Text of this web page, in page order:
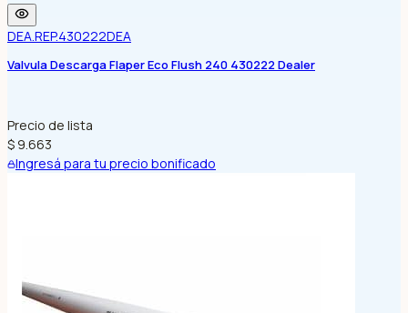
DEA.REP.430222DEA
Valvula Descarga Flaper Eco Flush 240 430222 Dealer
Precio de lista
$ 9.663
Ingresá para tu precio bonificado